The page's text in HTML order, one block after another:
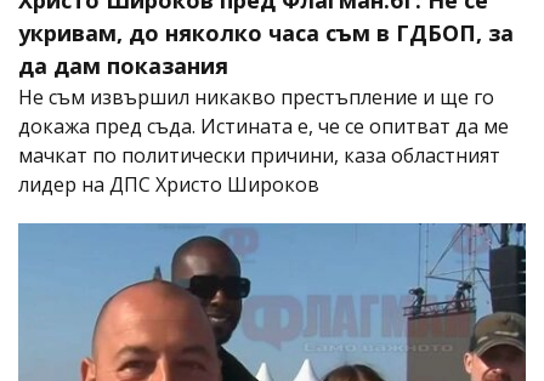
укривам, до няколко часа съм в ГДБОП, за
да дам показания
Не съм извършил никакво престъпление и ще го
докажа пред съда. Истината е, че се опитват да ме
мачкат по политически причини, каза областният
лидер на ДПС Христо Широков